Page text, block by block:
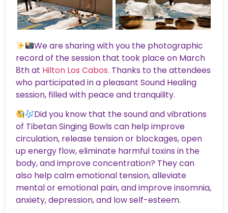
We are sharing with you the photographic
record of the session that took place on March
8th at Hilton Los Cabos. Thanks to the attendees
who participated in a pleasant Sound Healing
session, filled with peace and tranquility.
Did you know that the sound and vibrations
of Tibetan Singing Bowls can help improve
circulation, release tension or blockages, open
up energy flow, eliminate harmful toxins in the
body, and improve concentration? They can
also help calm emotional tension, alleviate
mental or emotional pain, and improve insomnia,
anxiety, depression, and low self-esteem.